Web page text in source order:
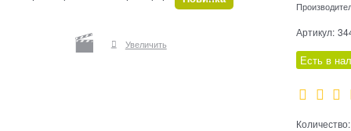
Увеличить
Артикул:
Есть в
Количество: